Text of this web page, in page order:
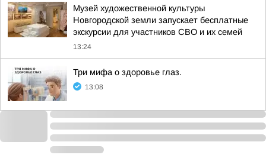
Музей художественной культуры
Новгородской земли запускает бесплатные
экскурсии для участников СВО и их семей
13:24
Три мифа о здоровье глаз.
13:08